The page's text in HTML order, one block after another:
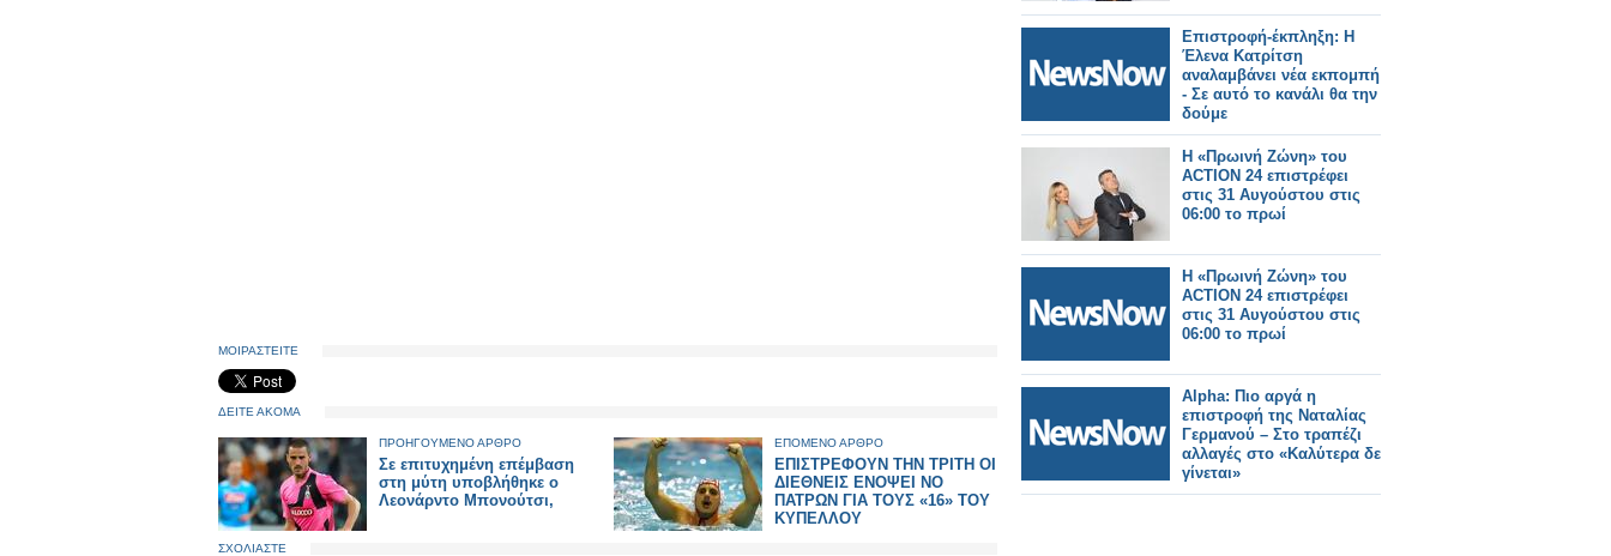
ΜΟΙΡΑΣΤΕΙΤΕ
ΔΕΙΤΕ ΑΚΟΜΑ
ΠΡΟΗΓΟΥΜΕΝΟ ΑΡΘΡΟ
Σε επιτυχημένη επέμβαση
στη μύτη υποβλήθηκε ο
Λεονάρντο Μπονούτσι,
ΕΠΟΜΕΝΟ ΑΡΘΡΟ
ΕΠΙΣΤΡΕΦΟΥΝ ΤΗΝ ΤΡΙΤΗ ΟΙ
ΔΙΕΘΝΕΙΣ ΕΝΟΨΕΙ ΝΟ
ΠΑΤΡΩΝ ΓΙΑ ΤΟΥΣ «16» ΤΟΥ
ΚΥΠΕΛΛΟΥ
ΣΧΟΛΙΑΣΤΕ
Επιστροφή-έκπληξη: Η
Έλενα Κατρίτση
αναλαμβάνει νέα εκπομπή
- Σε αυτό το κανάλι θα την
δούμε
Η «Πρωινή Ζώνη» του
ACTION 24 επιστρέφει
στις 31 Αυγούστου στις
06:00 το πρωί
Η «Πρωινή Ζώνη» του
ACTION 24 επιστρέφει
στις 31 Αυγούστου στις
06:00 το πρωί
Alpha: Πιο αργά η
επιστροφή της Ναταλίας
Γερμανού – Στο τραπέζι
αλλαγές στο «Καλύτερα δε
γίνεται»